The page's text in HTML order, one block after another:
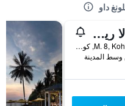
داو
لانتا هالابالا ريزورت
110 M. 8, Kohl Anta Yai, كو لانتا, تايلاند